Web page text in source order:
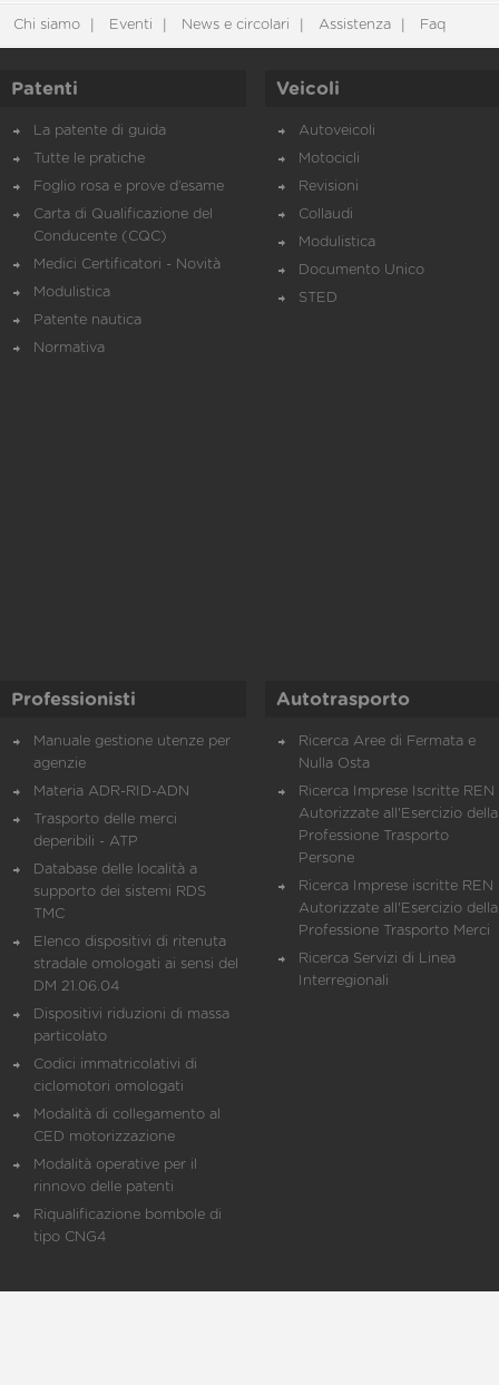
Chi siamo Eventi News e circolari Assistenza Faq
Patenti
La patente di guida
Tutte le pratiche
Foglio rosa e prove d’esame
Carta di Qualificazione del
Conducente (CQC)
Medici Certificatori - Novità
Modulistica
Patente nautica
Normativa
Veicoli
Autoveicoli
Motocicli
Revisioni
Collaudi
Modulistica
Documento Unico
STED
Professionisti
Manuale gestione utenze per
agenzie
Materia ADR-RID-ADN
Trasporto delle merci
deperibili - ATP
Database delle località a
supporto dei sistemi RDS
TMC
Elenco dispositivi di ritenuta
stradale omologati ai sensi del
DM 21.06.04
Dispositivi riduzioni di massa
particolato
Codici immatricolativi di
ciclomotori omologati
Modalità di collegamento al
CED motorizzazione
Modalità operative per il
rinnovo delle patenti
Riqualificazione bombole di
tipo CNG4
Autotrasporto
Ricerca Aree di Fermata e
Nulla Osta
Ricerca Imprese Iscritte REN
Autorizzate all'Esercizio della
Professione Trasporto
Persone
Ricerca Imprese iscritte REN
Autorizzate all'Esercizio della
Professione Trasporto Merci
Ricerca Servizi di Linea
Interregionali